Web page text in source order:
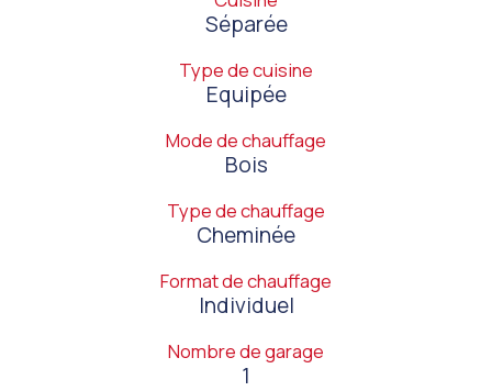
Séparée
Type de cuisine
Equipée
Mode de chauffage
Bois
Type de chauffage
Cheminée
Format de chauffage
Individuel
Nombre de garage
1